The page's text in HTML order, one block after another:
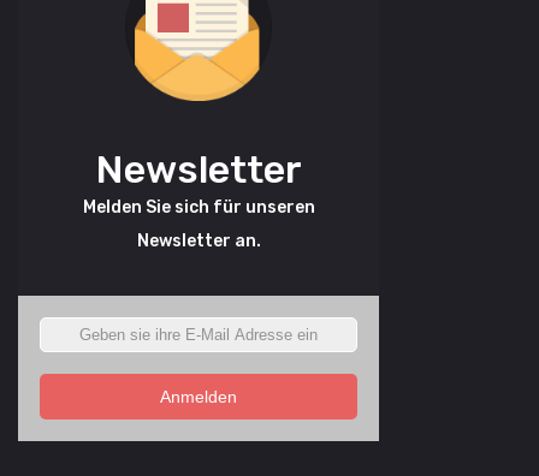
Newsletter
Melden Sie sich für unseren
Newsletter an.
Anmelden